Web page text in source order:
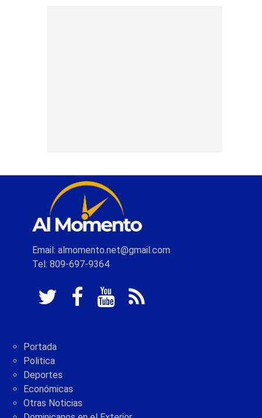
Email: almomento.net@gmail.com
Tel: 809-697-9364
Portada
Politica
Deportes
Económicas
Otras Noticias